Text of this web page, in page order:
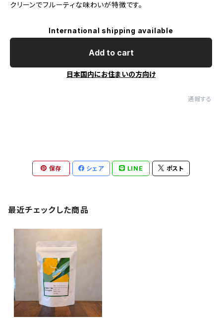
クリーンでフルーティな味わいが特徴です。
International shipping available
Add to cart
日本国内にお住まいの方向け
通報する
保存 シェア LINE ポスト
最近チェックした商品